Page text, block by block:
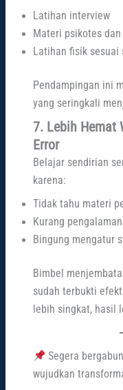
Latihan interview
Materi psikotes dan
Latihan fisik sesuai
Pendampingan ini
yang seringkali
7. Lebih Hemat
Error
Belajar sendirian
karena:
Tidak tahu materi
Kurang
Bingung mengatur
Bimbel
sudah terbukti
lebih singkat, hasil
Segera
wujudkan